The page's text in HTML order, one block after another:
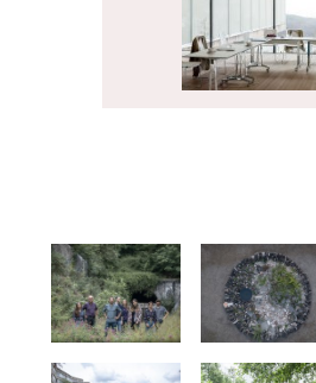
setkávání